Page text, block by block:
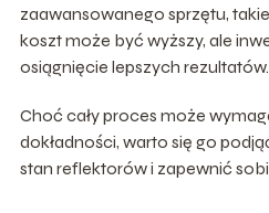
zaawansowanego sprzętu,
koszt może być wyższy, ale
osiągnięcie lepszych rezultatów.
Choć cały proces może
dokładności, warto się go
stan reflektorów i zapewnić